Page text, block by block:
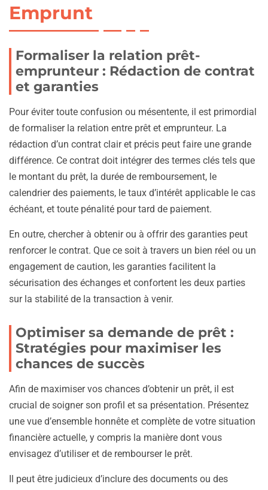
Emprunt
Formaliser la relation prêt-
emprunteur : Rédaction de contrat
et garanties
Pour éviter toute confusion ou mésentente, il est primordial
de formaliser la relation entre prêt et emprunteur. La
rédaction d’un contrat clair et précis peut faire une grande
différence. Ce contrat doit intégrer des termes clés tels que
le montant du prêt, la durée de remboursement, le
calendrier des paiements, le taux d’intérêt applicable le cas
échéant, et toute pénalité pour tard de paiement.
En outre, chercher à obtenir ou à offrir des garanties peut
renforcer le contrat. Que ce soit à travers un bien réel ou un
engagement de caution, les garanties facilitent la
sécurisation des échanges et confortent les deux parties
sur la stabilité de la transaction à venir.
Optimiser sa demande de prêt :
Stratégies pour maximiser les
chances de succès
Afin de maximiser vos chances d’obtenir un prêt, il est
crucial de soigner son profil et sa présentation. Présentez
une vue d’ensemble honnête et complète de votre situation
financière actuelle, y compris la manière dont vous
envisagez d’utiliser et de rembourser le prêt.
Il peut être judicieux d’inclure des documents ou des